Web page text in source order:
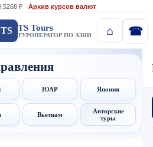
₽ Архив курсов валют
TS TS Tours
ТУРОПЕРАТОР ПО АЗИИ
ЮАР Япония
Вьетнам
Авторские
туры